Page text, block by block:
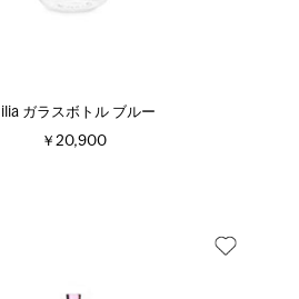
ガラスボトル ブルー
￥20,900